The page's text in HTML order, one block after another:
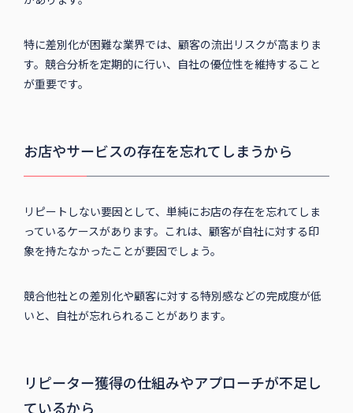
特に差別化が困難な業界では、顧客の流出リスクが高まりま
す。競合分析を定期的に行い、自社の優位性を維持すること
が重要です。
お店やサービスの存在を忘れてしまうから
リピートしない要因として、単純にお店の存在を忘れてしま
っているケースがあります。これは、顧客が自社に対する印
象を持たなかったことが要因でしょう。
競合他社との差別化や顧客に対する特別感などの完成度が低
いと、自社が忘れられることがあります。
リピーター獲得の仕組みやアプローチが不足し
ているから